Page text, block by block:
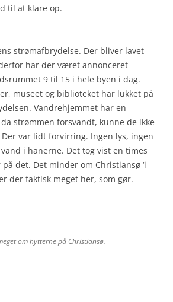
til at klare op.
strømafbrydelse. Der bliver lavet
har der været annonceret
9 til 15 i hele byen i dag.
museet og biblioteket har lukket på
Vandrehjemmet har en
strømmen forsvandt, kunne de ikke
var lidt forvirring. Ingen lys, ingen
i hanerne. Det tog vist en times
det. Det minder om Christiansø ‘i
der faktisk meget her, som gør.
om hytterne på Christiansø.